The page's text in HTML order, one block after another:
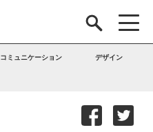
コミュニケーション デザイン